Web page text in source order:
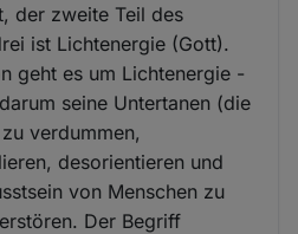
der zweite Teil des
ist Lichtenergie (Gott).
geht es um Lichtenergie -
seine Untertanen (die
verdummen,
desorientieren und
von Menschen zu
Der Begriff